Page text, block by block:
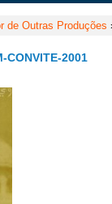
de Outras Produções
CONVITE-2001